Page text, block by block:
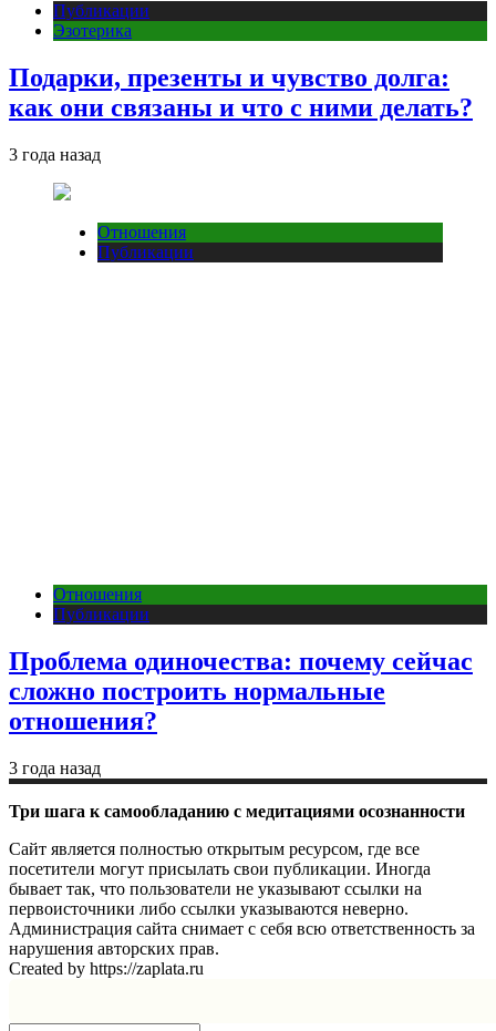
Публикации
Эзотерика
Подарки, презенты и чувство долга:
как они связаны и что с ними делать?
3 года назад
Отношения
Публикации
Отношения
Публикации
Проблема одиночества: почему сейчас
сложно построить нормальные
отношения?
3 года назад
Три шага к самообладанию с медитациями осознанности
Сайт является полностью открытым ресурсом, где все
посетители могут присылать свои публикации. Иногда
бывает так, что пользователи не указывают ссылки на
первоисточники либо ссылки указываются неверно.
Администрация сайта снимает с себя всю ответственность за
нарушения авторских прав.
Created by https://zaplata.ru